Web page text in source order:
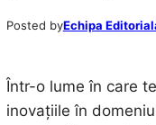
Posted byEchipa
Într-o lume în care
inovațiile în